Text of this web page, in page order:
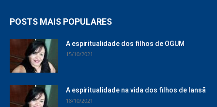
POSTS MAIS POPULARES
A espiritualidade dos filhos de OGUM
15/10/2021
A espiritualidade na vida dos filhos de Iansã
18/10/2021